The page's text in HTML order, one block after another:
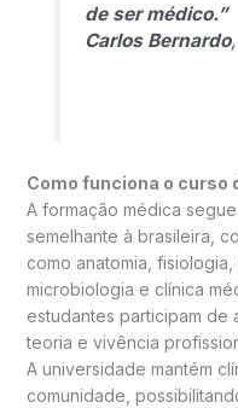
de ser médico.”
Carlos Bernardo
Como funciona o curso
A formação médica
semelhante à brasileira,
como anatomia,
microbiologia e clínica
estudantes participam de
teoria e vivência
A universidade mantém
comunidade,